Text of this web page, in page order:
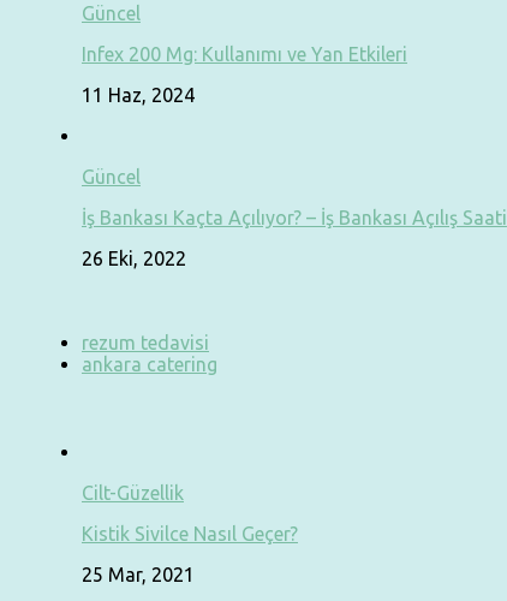
Güncel
Infex 200 Mg: Kullanımı ve Yan Etkileri
11 Haz, 2024
Güncel
İş Bankası Kaçta Açılıyor? – İş Bankası Açılış Saati
26 Eki, 2022
rezum tedavisi
ankara catering
Cilt-Güzellik
Kistik Sivilce Nasıl Geçer?
25 Mar, 2021